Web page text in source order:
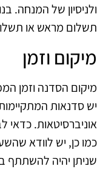
ולניסיון של המנחה.
תשלום מראש או
מיקום וזמן
מיקום הסדנה וזמן
יש סדנאות
אוניברסיטאות.
כמו כן, יש לוודא
שניתן יהיה להשתתף